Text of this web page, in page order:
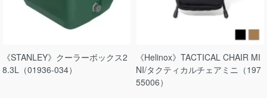
《STANLEY》クーラーボックス2
8.3L（01936-034）
《Helinox》TACTICAL CHAIR MI
NI/タクティカルチェアミニ（197
55006）